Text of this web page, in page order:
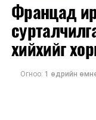
төсөл
Францад
хийхийг
Огноо: 1 өдрийн